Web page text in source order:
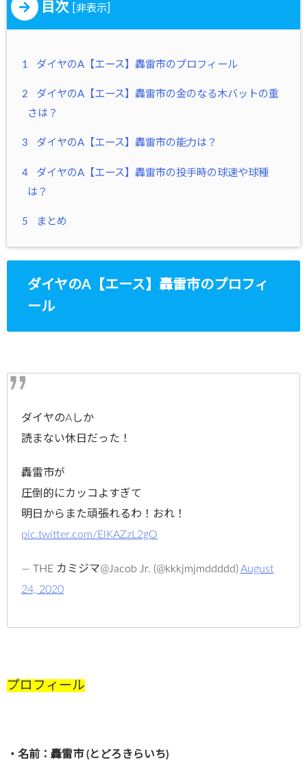
目次 非表示
1 ダイヤのA【エース】轟雷市のプロフィール
2
ダイヤのA【エース】轟雷市の金のなる木バットの重
さは？
3 ダイヤのA【エース】轟雷市の能力は？
4
ダイヤのA【エース】轟雷市の投手時の球速や球種
は？
5 まとめ
ダイヤのA【エース】轟雷市のプロフィ
ール
ダイヤのAしか
読まない休日だった！
轟雷市が
圧倒的にカッコよすぎて
明日からまた頑張れるわ！おれ！
pic.twitter.com/ElKAZzL2gO
— THE カミジマ@Jacob Jr. (@kkkjmjmddddd)August
24, 2020
プロフィール
・名前：轟雷市 (とどろきらいち)